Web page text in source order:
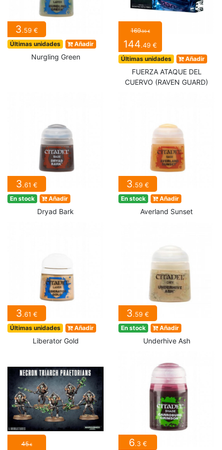
3.59 €
Últimas unidades Añadir
Nurgling Green
169.99 €
144.49 €
Últimas unidades Añadir
FUERZA ATAQUE DEL
CUERVO (RAVEN GUARD)
3.61 €
En stock Añadir
Dryad Bark
3.59 €
En stock Añadir
Averland Sunset
3.61 €
Últimas unidades Añadir
Liberator Gold
3.59 €
En stock Añadir
Underhive Ash
45€ 6.3 €